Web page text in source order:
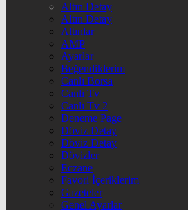
Altın Detay
Altın Detay
Altınlar
AMP
Ayarlar
Beğendiklerim
Canlı Borsa
Canlı Tv
Canlı Tv 2
Deneme Page
Döviz Detay
Döviz Detay
Dövizler
Eczane
Favori İçeriklerim
Gazeteler
Genel Ayarlar